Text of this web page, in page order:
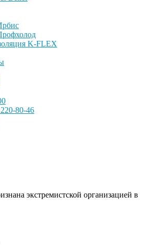
K-FLEX
80-46
экстремистской организацией в